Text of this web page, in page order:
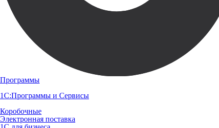
Программы
1С:Программы и Сервисы
Коробочные
Электронная поставка